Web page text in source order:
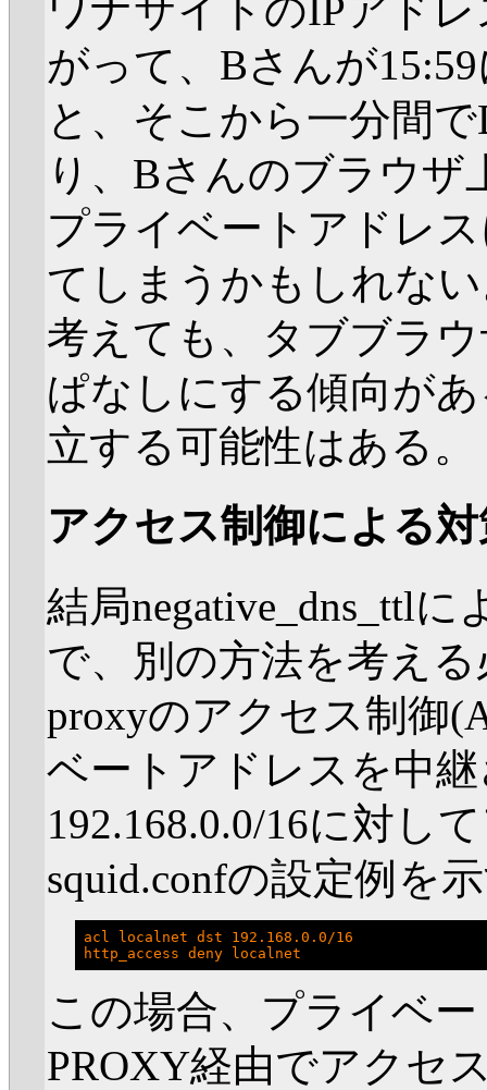
ワナサイトのIPアド
がって、Bさんが
と、そこから一分間
り、Bさんのブラウザ
プライベートアドレ
てしまうかもしれな
考えても、タブブラ
ぱなしにする傾向が
立する可能性はある。
アクセス制御による
結局negative_dns_ttl
で、別の方法を考え
proxyのアクセス制御
ベートアドレスを中
192.168.0.0/16に対し
squid.confの設定例を
acl localnet dst 192.168.0.0/16
この場合、プライベ
PROXY経由でアクセ